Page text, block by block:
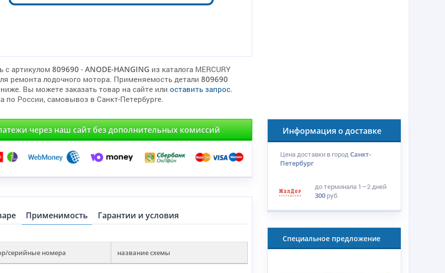
с артикулом 809690 - ANODE-HANGING из каталога MERCURY
ремонта лодочного мотора. Применяемость детали 809690
Вы можете заказать товар на сайте или оставить запрос.
по России, самовывоз в Санкт-Петербурге.
через наш сайт без дополнительных комиссий
Применимость Гарантии и условия
серийные номера название схемы
Информация о доставке
Цена доставки в городСанкт-
Петербург
до терминала 1—2 дней
300 руб.
Специальное предложение